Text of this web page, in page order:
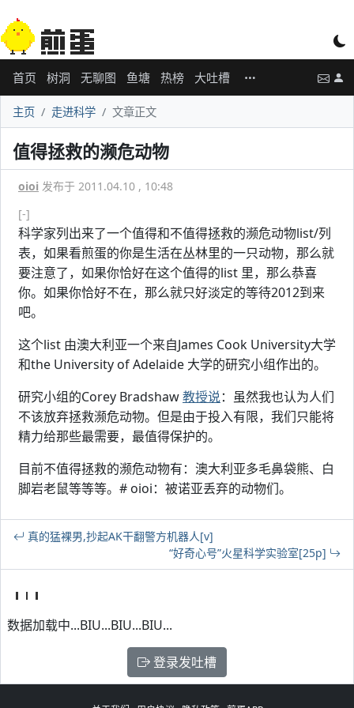
首页 树洞 无聊图 鱼塘 热榜 大吐槽
主页 走进科学 文章正文
值得拯救的濒危动物
oioi 发布于 2011.04.10 , 10:48
[-]
科学家列出来了一个值得和不值得拯救的濒危动物list/列
表，如果看煎蛋的你是生活在丛林里的一只动物，那么就
要注意了，如果你恰好在这个值得的list 里，那么恭喜
你。如果你恰好不在，那么就只好淡定的等待2012到来
吧。
这个list 由澳大利亚一个来自James Cook University大学
和the University of Adelaide 大学的研究小组作出的。
研究小组的Corey Bradshaw教授说：虽然我也认为人们
不该放弃拯救濒危动物。但是由于投入有限，我们只能将
精力给那些最需要，最值得保护的。
目前不值得拯救的濒危动物有：澳大利亚多毛鼻袋熊、白
脚岩老鼠等等等。# oioi：被诺亚丢弃的动物们。
真的猛裸男,抄起AK干翻警方机器人[v]
“好奇心号”火星科学实验室[25p]
数据加载中...BIU...BIU...BIU...
登录发吐槽